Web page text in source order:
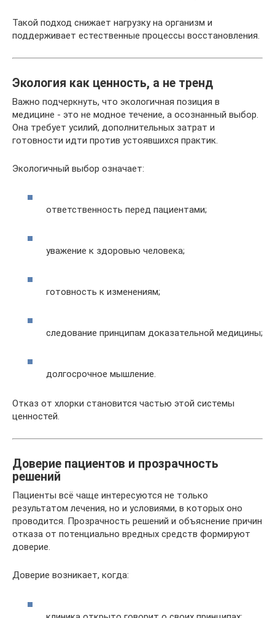
Такой подход снижает нагрузку на организм и
поддерживает естественные процессы восстановления.
Экология как ценность, а не тренд
Важно подчеркнуть, что экологичная позиция в
медицине - это не модное течение, а осознанный выбор.
Она требует усилий, дополнительных затрат и
готовности идти против устоявшихся практик.
Экологичный выбор означает:
ответственность перед пациентами;
уважение к здоровью человека;
готовность к изменениям;
следование принципам доказательной медицины;
долгосрочное мышление.
Отказ от хлорки становится частью этой системы
ценностей.
Доверие пациентов и прозрачность
решений
Пациенты всё чаще интересуются не только
результатом лечения, но и условиями, в которых оно
проводится. Прозрачность решений и объяснение причин
отказа от потенциально вредных средств формируют
доверие.
Доверие возникает, когда: